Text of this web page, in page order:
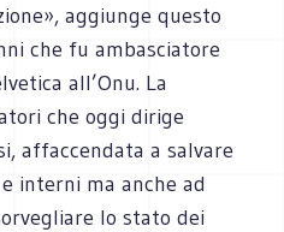
aggiunge questo
che fu ambasciatore
all’Onu. La
che oggi dirige
affaccendata a salvare
interni ma anche ad
lo stato dei